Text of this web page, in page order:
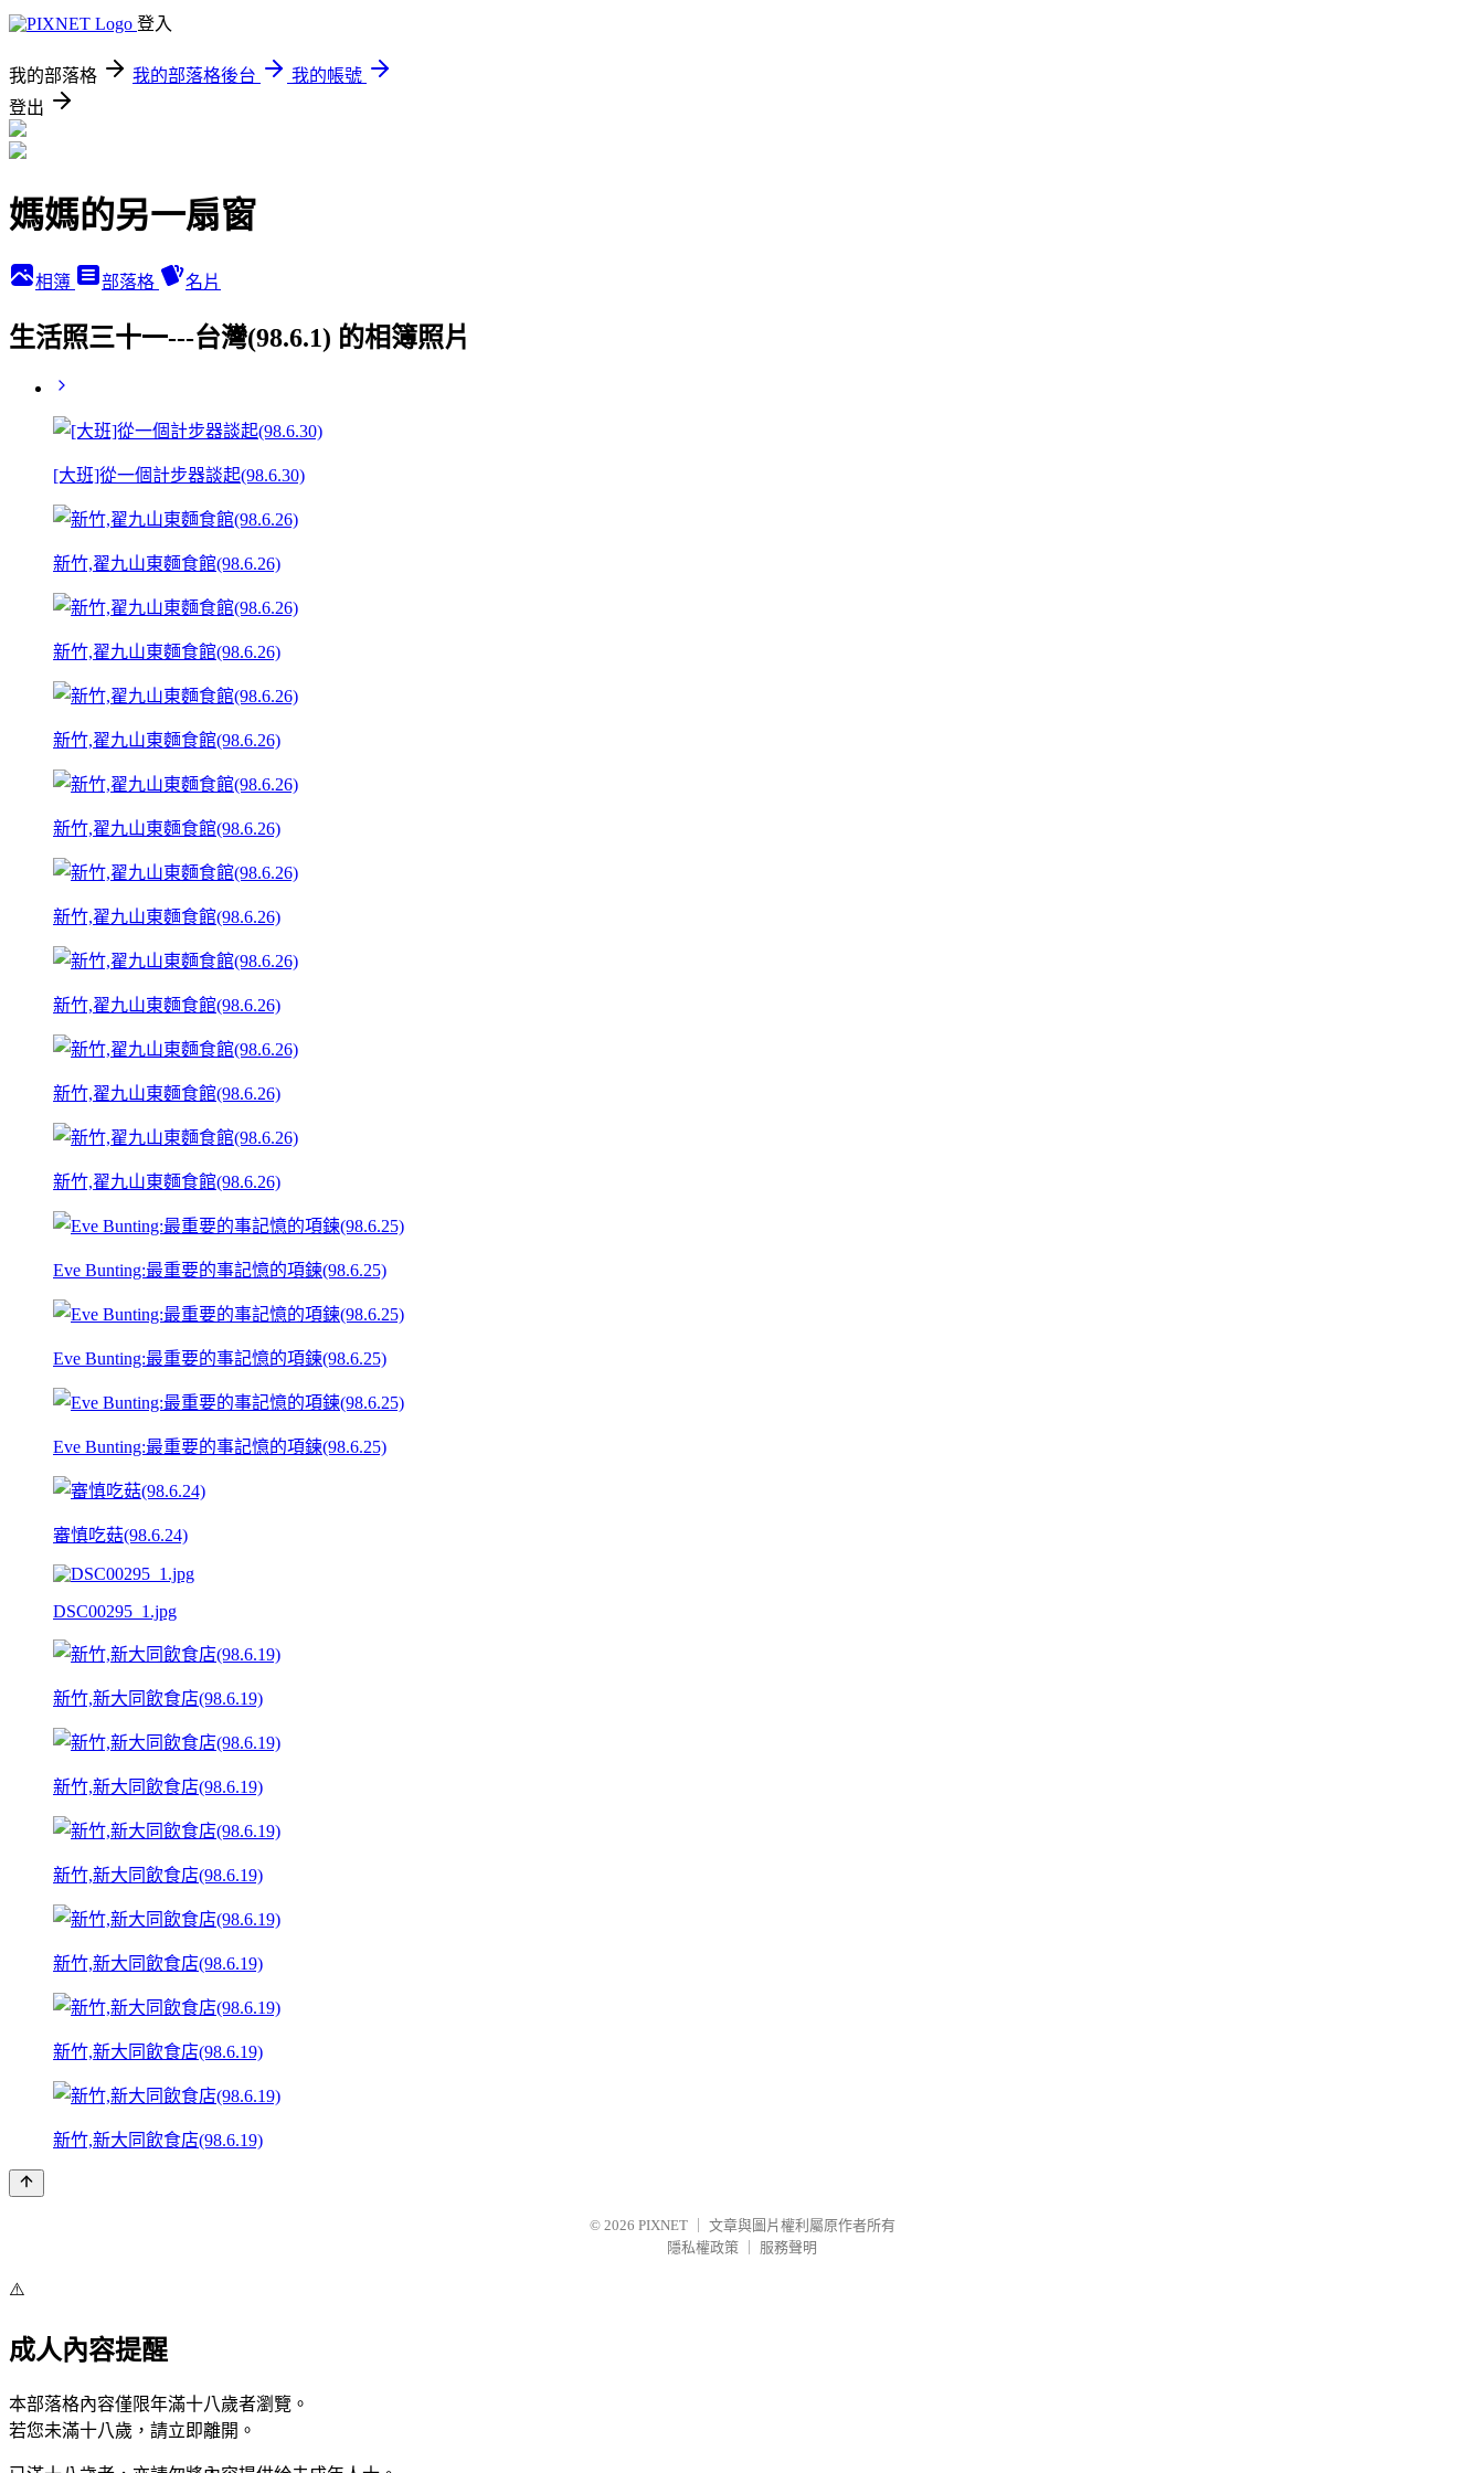
登入
我的部落格 我的部落格後台
我的帳號
登出
媽媽的另一扇窗
相簿 部落格 名片
生活照三十一---台灣(98.6.1) 的相簿照片
[大班]從一個計步器談起(98.6.30)
新竹,翟九山東麵食館(98.6.26)
新竹,翟九山東麵食館(98.6.26)
新竹,翟九山東麵食館(98.6.26)
新竹,翟九山東麵食館(98.6.26)
新竹,翟九山東麵食館(98.6.26)
新竹,翟九山東麵食館(98.6.26)
新竹,翟九山東麵食館(98.6.26)
新竹,翟九山東麵食館(98.6.26)
Eve Bunting:最重要的事記憶的項鍊(98.6.25)
Eve Bunting:最重要的事記憶的項鍊(98.6.25)
Eve Bunting:最重要的事記憶的項鍊(98.6.25)
審慎吃菇(98.6.24)
DSC00295_1.jpg
新竹,新大同飲食店(98.6.19)
新竹,新大同飲食店(98.6.19)
新竹,新大同飲食店(98.6.19)
新竹,新大同飲食店(98.6.19)
新竹,新大同飲食店(98.6.19)
新竹,新大同飲食店(98.6.19)
© 2026 PIXNET
文章與圖片權利屬原作者所有
隱私權政策
服務聲明
⚠️
成人內容提醒
本部落格內容僅限年滿十八歲者瀏覽。
若您未滿十八歲，請立即離開。